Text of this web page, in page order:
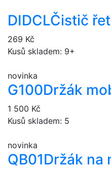
DIDCLČistič
269 Kč
Kusů skladem: 9+
novinka
G100Držák
1 500 Kč
Kusů skladem: 5
novinka
QB01Držák na